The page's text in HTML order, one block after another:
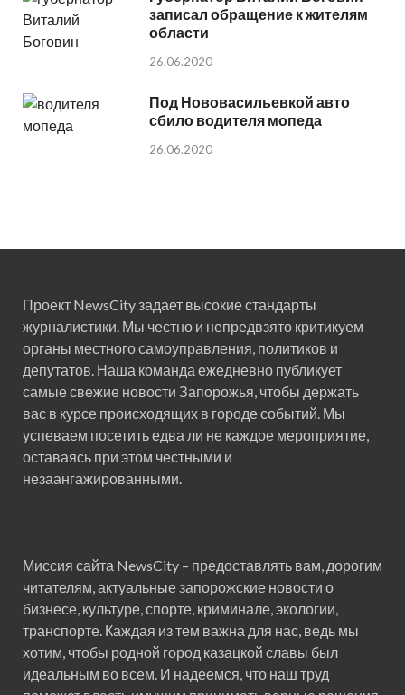
записал обращение к жителям
области
26.06.2020
Под Нововасильевкой авто
сбило водителя мопеда
26.06.2020
Проект NewsCity задает высокие стандарты
журналистики. Мы честно и непредвзято критикуем
органы местного самоуправления, политиков и
депутатов. Наша команда ежедневно публикует
самые свежие новости Запорожья, чтобы держать
вас в курсе происходящих в городе событий. Мы
успеваем посетить едва ли не каждое мероприятие,
оставаясь при этом честными и
незаангажированными.
Миссия сайта NewsCity – предоставлять вам, дорогим
читателям, актуальные запорожские новости о
бизнесе, культуре, спорте, криминале, экологии,
транспорте. Каждая из тем важна для нас, ведь мы
хотим, чтобы родной город казацкой славы был
идеальным во всем. И надеемся, что наш труд